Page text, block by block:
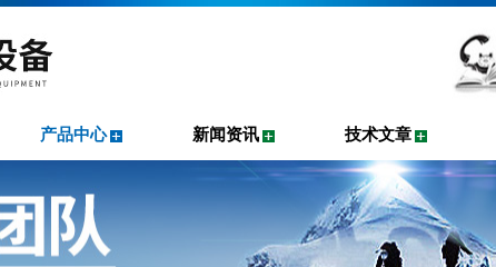
产品中心 新闻资讯 技术文章